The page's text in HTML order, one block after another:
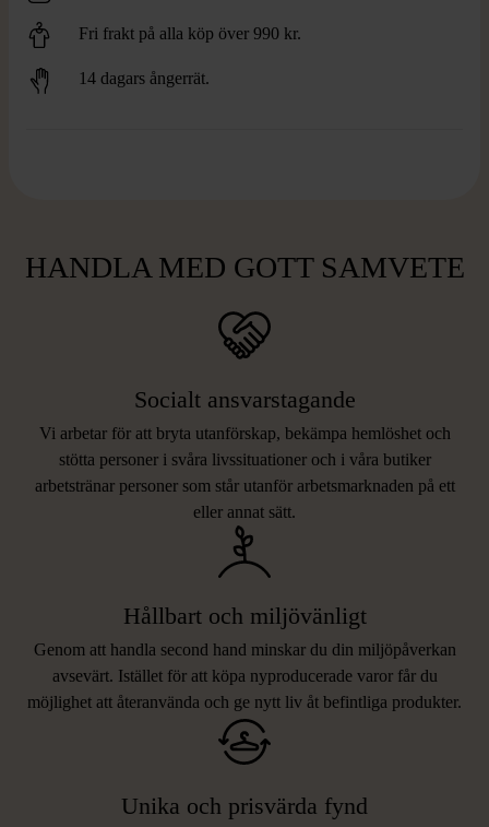
Fri frakt på alla köp över 990 kr.
14 dagars ångerrät.
HANDLA MED GOTT SAMVETE
Socialt ansvarstagande
Vi arbetar för att bryta utanförskap, bekämpa hemlöshet och
stötta personer i svåra livssituationer och i våra butiker
arbetstränar personer som står utanför arbetsmarknaden på ett
eller annat sätt.
Hållbart och miljövänligt
Genom att handla second hand minskar du din miljöpåverkan
avsevärt. Istället för att köpa nyproducerade varor får du
möjlighet att återanvända och ge nytt liv åt befintliga produkter.
Unika och prisvärda fynd